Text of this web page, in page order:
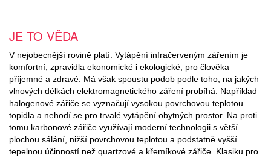
JE TO VĚDA
V nejobecnější rovině platí: Vytápění infračerveným zářením je
komfortní, zpravidla ekonomické i ekologické, pro člověka
příjemné a zdravé. Má však spoustu podob podle toho, na jakých
vlnových délkách elektromagnetického záření probíhá. Například
halogenové zářiče se vyznačují vysokou povrchovou teplotou
topidla a nehodí se pro trvalé vytápění obytných prostor. Na proti
tomu karbonové zářiče využívají moderní technologii s větší
plochou sálání, nižší povrchovou teplotou a podstatně vyšší
tepelnou účinností než quartzové a křemíkové zářiče. Klasiku pro